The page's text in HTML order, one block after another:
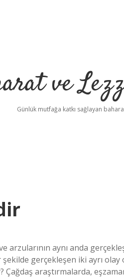
ve
Günlük mutfağa katkı sağlayan
arzularının aynı anda
gerçekleşen iki ayrı olay
araştırmalarda,